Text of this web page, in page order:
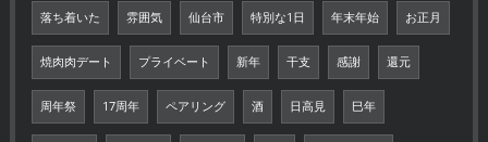
落ち着いた 雰囲気 仙台市 特別な1日 年末年始 お正月
焼肉肉デート プライベート 新年 干支 感謝 還元
周年祭 17周年 ペアリング 酒 日高見 巳年